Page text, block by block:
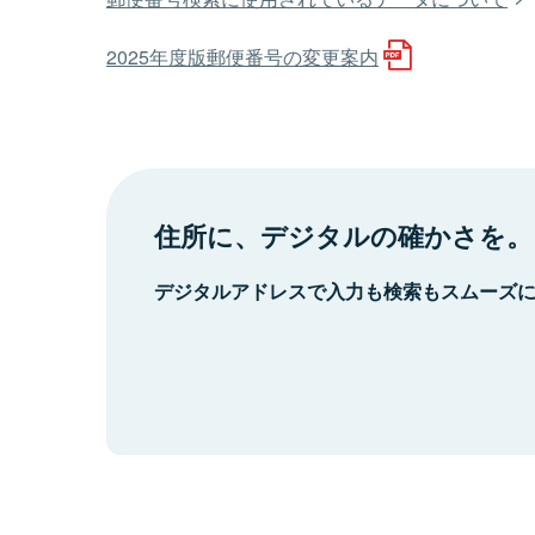
2025年度版郵便番号の変更案内
住所に、デジタルの確かさを。
デジタルアドレスで入力も検索もスムーズ